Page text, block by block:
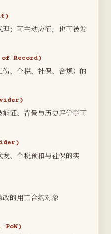
；可主动应征，也可被发
of Record)
、个税、社保、合规）的
证、背景与历史评价等可
、个税预扣与社保的实
改的用工合约对象
PoW)